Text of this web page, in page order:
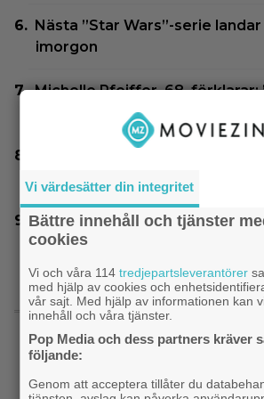
Nästa ”Star Wars”-serie
imorgon
Michelle Pfeiffer, 68, förklarar:
aldrig mer spela huvudrollen i
En visuellt storslagen sci-fi från
som en succé på HBO Max
SENASTE NYTT
Svensk film
Bergqvists mest sågade film
Vi värdesätter din integritet
Bättre innehåll och tjänster
cookies
Vi och våra 114tredjepartsleverantörer
med hjälp av cookies och
vår sajt. Med hjälp av informationen kan
innehåll och våra tjänster.
Pop Media och dess partners kräver
följande:
Genom att acceptera tillåter du